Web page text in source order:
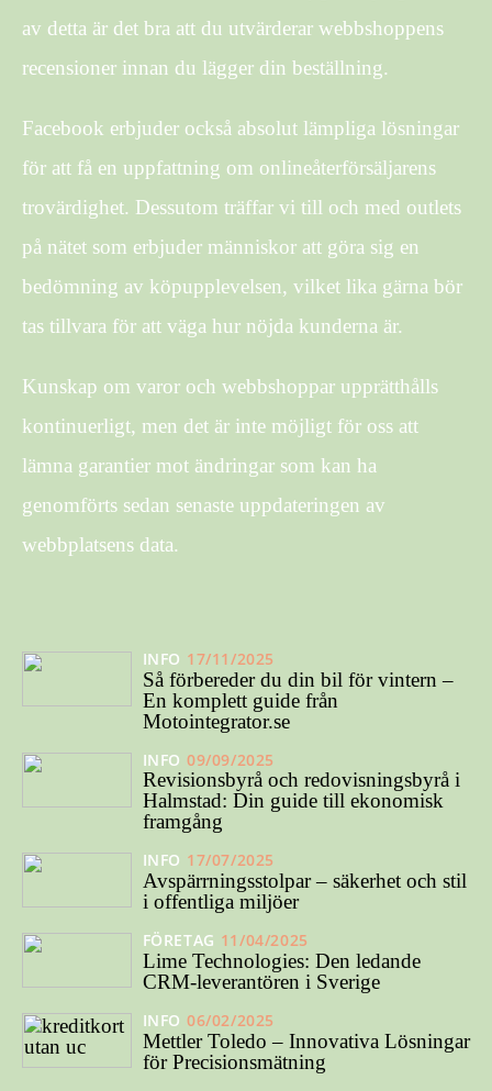
av detta är det bra att du utvärderar webbshoppens
recensioner innan du lägger din beställning.
Facebook erbjuder också absolut lämpliga lösningar
för att få en uppfattning om onlineåterförsäljarens
trovärdighet. Dessutom träffar vi till och med outlets
på nätet som erbjuder människor att göra sig en
bedömning av köpupplevelsen, vilket lika gärna bör
tas tillvara för att väga hur nöjda kunderna är.
Kunskap om varor och webbshoppar upprätthålls
kontinuerligt, men det är inte möjligt för oss att
lämna garantier mot ändringar som kan ha
genomförts sedan senaste uppdateringen av
webbplatsens data.
INFO 17/11/2025
Så förbereder du din bil för vintern –
En komplett guide från
Motointegrator.se
INFO 09/09/2025
Revisionsbyrå och redovisningsbyrå i
Halmstad: Din guide till ekonomisk
framgång
INFO 17/07/2025
Avspärrningsstolpar – säkerhet och stil
i offentliga miljöer
FÖRETAG 11/04/2025
Lime Technologies: Den ledande
CRM-leverantören i Sverige
INFO 06/02/2025
Mettler Toledo – Innovativa Lösningar
för Precisionsmätning